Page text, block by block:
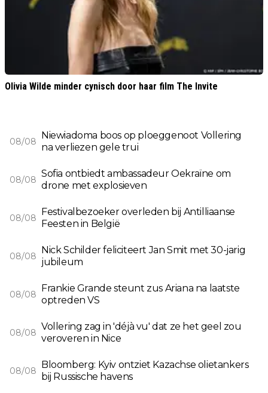
Olivia Wilde minder cynisch door haar film The Invite
08/08
Niewiadoma boos op ploeggenoot Vollering
na verliezen gele trui
08/08
Sofia ontbiedt ambassadeur Oekraïne om
drone met explosieven
08/08
Festivalbezoeker overleden bij Antilliaanse
Feesten in België
08/08
Nick Schilder feliciteert Jan Smit met 30-jarig
jubileum
08/08
Frankie Grande steunt zus Ariana na laatste
optreden VS
08/08
Vollering zag in 'déjà vu' dat ze het geel zou
veroveren in Nice
08/08
Bloomberg: Kyiv ontziet Kazachse olietankers
bij Russische havens